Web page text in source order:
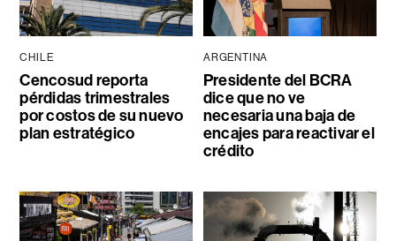
CHILE
Cencosud reporta
pérdidas trimestrales
por costos de su nuevo
plan estratégico
ARGENTINA
Presidente del BCRA
dice que no ve
necesaria una baja de
encajes para reactivar el
crédito